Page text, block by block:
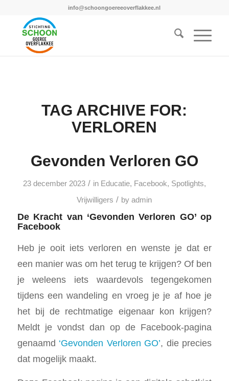
info@schoongoereeoverflakkee.nl
TAG ARCHIVE FOR:
VERLOREN
Gevonden Verloren GO
23 december 2023 / in Educatie, Facebook, Spotlights,
Vrijwilligers / byadmin
De Kracht van ‘Gevonden Verloren GO’ op
Facebook
Heb je ooit iets verloren en wenste je dat er
een manier was om het terug te krijgen? Of ben
je weleens iets waardevols tegengekomen
tijdens een wandeling en vroeg je je af hoe je
het bij de rechtmatige eigenaar kon krijgen?
Meldt je vondst dan op de Facebook-pagina
genaamd ‘Gevonden Verloren GO’, die precies
dat mogelijk maakt.